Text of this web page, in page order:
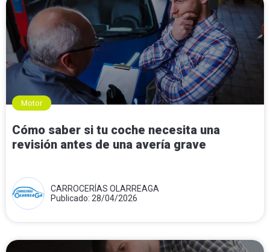
Motor
Cómo saber si tu coche necesita una
revisión antes de una avería grave
CARROCERÍAS OLARREAGA
Publicado: 28/04/2026